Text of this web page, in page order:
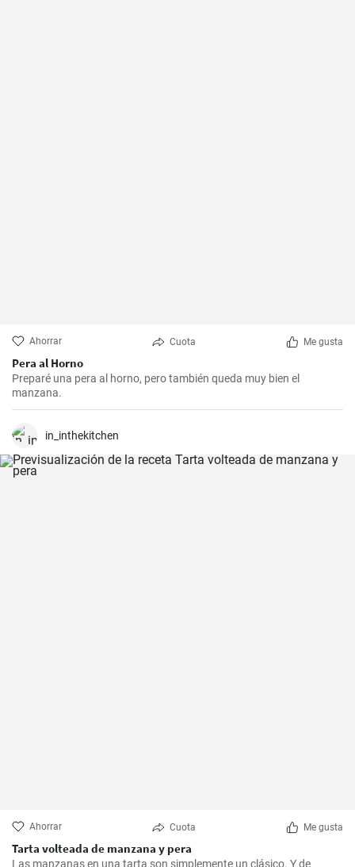
Ahorrar Cuota Me gusta
Pera al Horno
Preparé una pera al horno, pero también queda muy bien el
manzana.
in_inthekitchen
Ahorrar Cuota Me gusta
Tarta volteada de manzana y pera
Las manzanas en una tarta son simplemente un clásico. Y de